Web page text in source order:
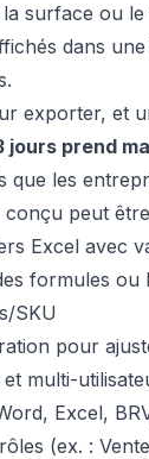
surface ou
dans
exporter, et
jours prend
que les
peut
Excel avec
formules ou
SKU
pour
multi-
Excel,
(ex. :